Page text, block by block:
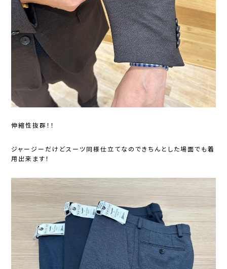
伸縮性抜群！！
ジャージーだけどスーツ同様仕立てなのできちんとした場面でも着
用出来ます！